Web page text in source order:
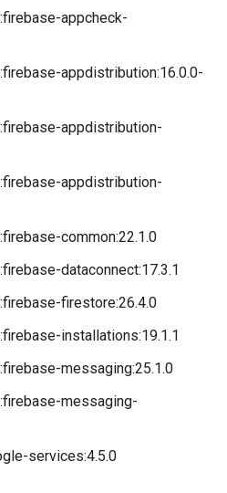
appcheck-
appdistribution:16.0.0-
appdistribution-
appdistribution-
common:22.1.0
dataconnect:17.3.1
firestore:26.4.0
installations:19.1.1
messaging:25.1.0
messaging-
services:4.5.0